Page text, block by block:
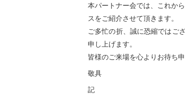
本パートナー会では、これか
スをご紹介させて頂きます。
ご多忙の折、誠に恐縮ではご
申し上げます。
皆様のご来場を心よりお待ち
敬具
記